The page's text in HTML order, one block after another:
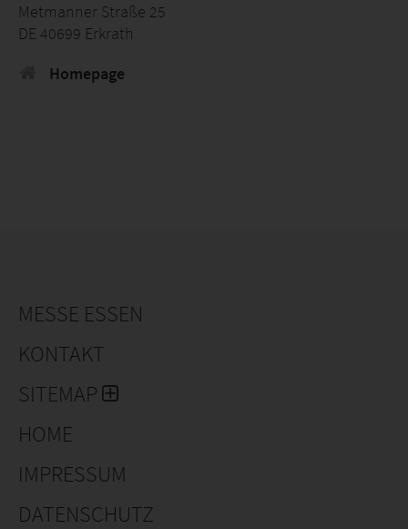
Metmanner Straße 25
DE 40699 Erkrath
Homepage
MESSE ESSEN
KONTAKT
SITEMAP
HOME
IMPRESSUM
DATENSCHUTZ